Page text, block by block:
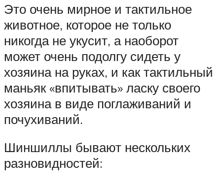
Это очень мирное и тактильное
животное, которое не только
никогда не укусит, а наоборот
может очень подолгу сидеть у
хозяина на руках, и как тактильный
маньяк «впитывать» ласку своего
хозяина в виде поглаживаний и
почухиваний.
Шиншиллы бывают нескольких
разновидностей: